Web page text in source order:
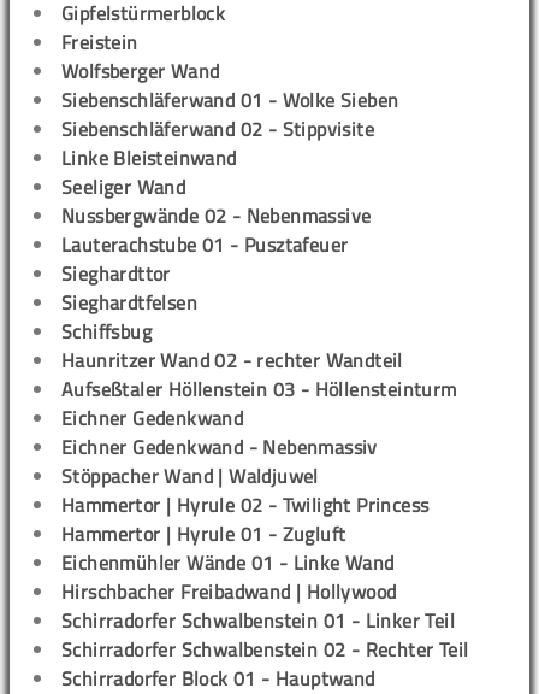
Gipfelstürmerblock
Freistein
Wolfsberger Wand
Siebenschläferwand 01 - Wolke Sieben
Siebenschläferwand 02 - Stippvisite
Linke Bleisteinwand
Seeliger Wand
Nussbergwände 02 - Nebenmassive
Lauterachstube 01 - Pusztafeuer
Sieghardttor
Sieghardtfelsen
Schiffsbug
Haunritzer Wand 02 - rechter Wandteil
Aufseßtaler Höllenstein 03 - Höllensteinturm
Eichner Gedenkwand
Eichner Gedenkwand - Nebenmassiv
Stöppacher Wand | Waldjuwel
Hammertor | Hyrule 02 - Twilight Princess
Hammertor | Hyrule 01 - Zugluft
Eichenmühler Wände 01 - Linke Wand
Hirschbacher Freibadwand | Hollywood
Schirradorfer Schwalbenstein 01 - Linker Teil
Schirradorfer Schwalbenstein 02 - Rechter Teil
Schirradorfer Block 01 - Hauptwand